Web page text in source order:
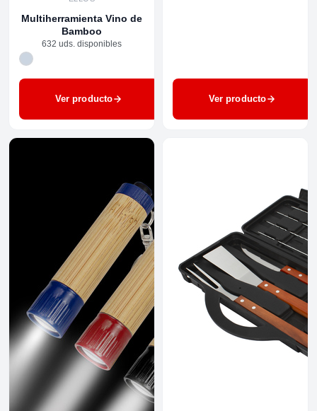
Multiherramienta Vino de
Bamboo
632 uds. disponibles
Ver producto Ver producto